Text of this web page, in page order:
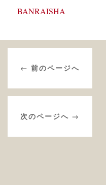
BANRAISHA
← 前のページへ
次のページへ →